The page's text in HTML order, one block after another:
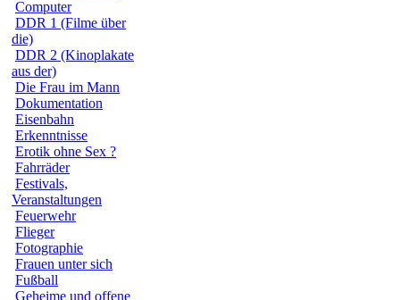
Computer
DDR 1 (Filme über
die)
DDR 2 (Kinoplakate
aus der)
Die Frau im Mann
Dokumentation
Eisenbahn
Erkenntnisse
Erotik ohne Sex ?
Fahrräder
Festivals,
Veranstaltungen
Feuerwehr
Flieger
Fotographie
Frauen unter sich
Fußball
Geheime und offene